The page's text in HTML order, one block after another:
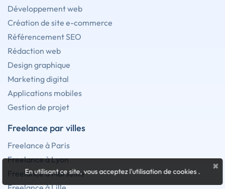
Développement web
Création de site e-commerce
Référencement SEO
Rédaction web
Design graphique
Marketing digital
Applications mobiles
Gestion de projet
Freelance par villes
Freelance à Paris
Freelance à Lyon
Freelance à Marseille
×
En utilisant ce site, vous acceptez l'utilisation de cookies.